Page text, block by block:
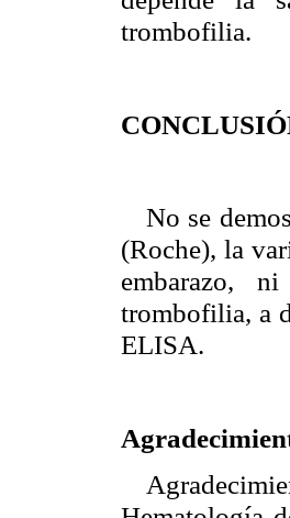
trombofilia.
No se
(Roche), la
embarazo,
trombofilia, a
ELISA.